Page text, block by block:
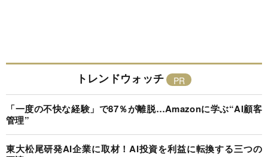
トレンドウォッチ
「一度の不快な経験」で87％が離脱…Amazonに学ぶ“AI顧客
管理”
東大松尾研発AI企業に取材！AI投資を利益に転換する三つの